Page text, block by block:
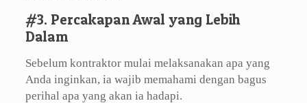
#3. Percakapan Awal yang Lebih
Dalam
Sebelum kontraktor mulai melaksanakan apa yang
Anda inginkan, ia wajib memahami dengan bagus
perihal apa yang akan ia hadapi.